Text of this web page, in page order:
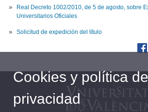
Real Decreto 1002/2010, de 5 de agosto, sobre
Universitarios Oficiales
Solicitud de expedición del título
Cookies y política de
privacidad